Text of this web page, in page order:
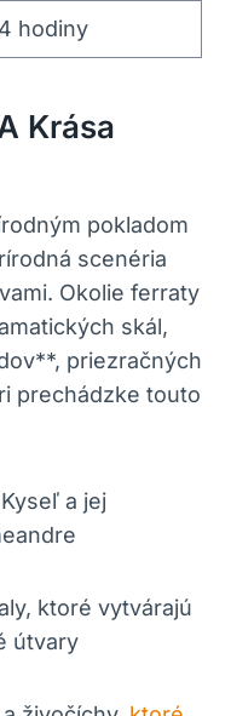
hodiny
Krása
pokladom
scenéria
Okolie ferraty
skál,
priezračných
prechádzke touto
a jej
ktoré vytvárajú
útvary